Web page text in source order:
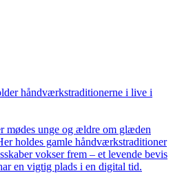
håndværkstraditionerne i live i
mødes unge og ældre om glæden
holdes gamle håndværkstraditioner
vokser frem – et levende bevis
en vigtig plads i en digital tid.